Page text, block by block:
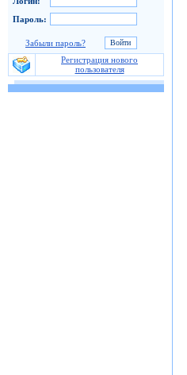
Пароль:
Забыли пароль?
Регистрация нового
пользователя